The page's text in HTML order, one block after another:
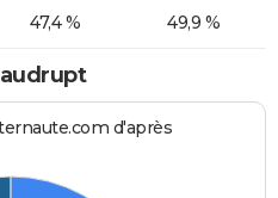
47,4 % 49,9 %
d'après